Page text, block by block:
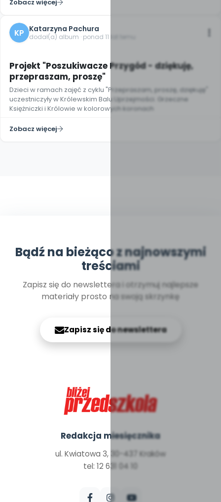
Zobacz więcej
KP Katarzyna Pachura
dodał(a) album · ponad 11 lat temu
Projekt "Poszukiwacze Przygód - dziękuję,
przepraszam, proszę"
Dzieci w ramach zajęć z cyklu "Przepraszam, proszę, dziękuję"
uczestniczyły w Królewskim Balu Uprzejmości. Grzeczne
Księżniczki i Królowie w kolorowych koronach
Zobacz więcej
Bądź na bieżąco z najnowszymi
treściami
Zapisz się do newslettera i otrzymuj najlepsze
materiały prosto na swoją skrzynkę
Zapisz się do newslettera
Redakcja miesięcznika
ul. Kwiatowa 3, 30-437 Kraków
tel: 12 631 04 10